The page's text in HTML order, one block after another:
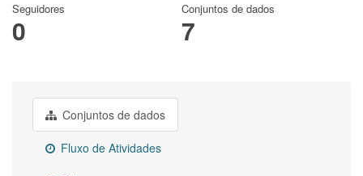
Seguidores
0
Conjuntos de dados
7
Conjuntos de dados
Fluxo de Atividades